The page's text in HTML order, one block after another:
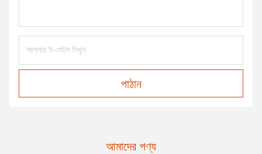
পাঠান
আমাদের পণ্য